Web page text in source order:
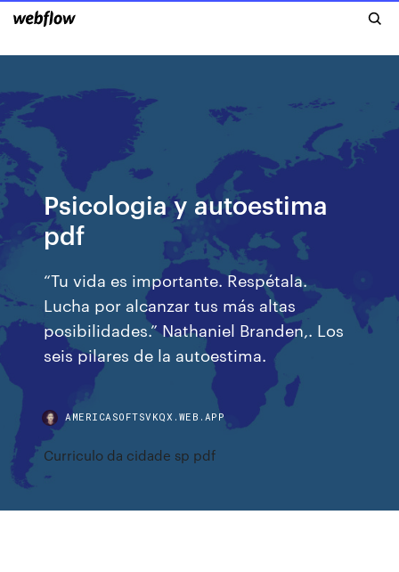
Psicologia y autoestima
pdf
“Tu vida es importante. Respétala.
Lucha por alcanzar tus más altas
posibilidades.” Nathaniel Branden,. Los
seis pilares de la autoestima.
AMERICASOFTSVKQX.WEB.APP
Curriculo da cidade sp pdf